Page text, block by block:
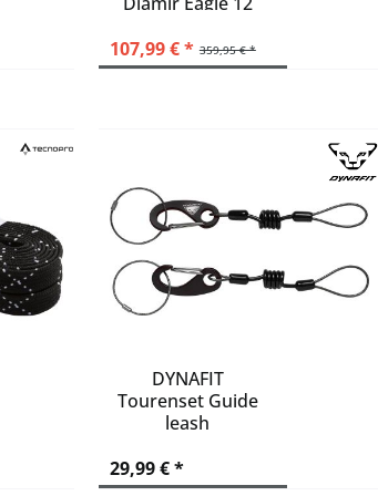
359,95 € *
107,99 € *
DYNAFIT
Tourenset Guide
leash
29,99 € *